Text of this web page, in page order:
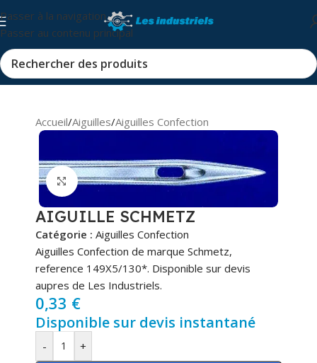
Passer à la navigation
Passer au contenu principal
Accueil/Aiguilles/Aiguilles Confection
Cliquez pour agrandir
AIGUILLE SCHMETZ
Catégorie : Aiguilles Confection
Aiguilles Confection de marque Schmetz,
reference 149X5/130*. Disponible sur devis
aupres de Les Industriels.
0,33 €
Disponible sur devis instantané
- +